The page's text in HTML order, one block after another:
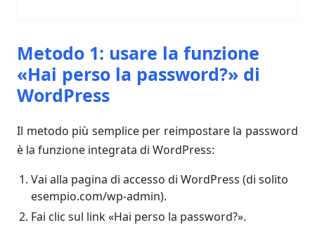
Metodo 1: usare la funzione
«Hai perso la password?» di
WordPress
Il metodo più semplice per reimpostare la password
è la funzione integrata di WordPress:
Vai alla pagina di accesso di WordPress (di solito
esempio.com/wp-admin).
Fai clic sul link «Hai perso la password?».